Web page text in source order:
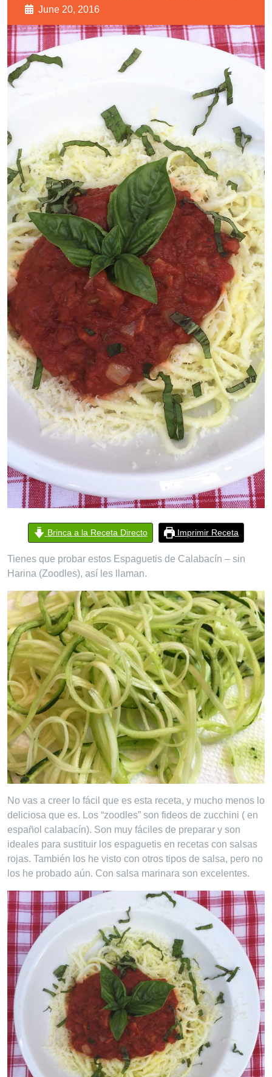
June 20, 2016
Brinca a la Receta Directo Imprimir Receta
Tienes que probar estos Espaguetis de Calabacín – sin
Harina (Zoodles), así les llaman.
No vas a creer lo fácil que es esta receta, y mucho menos lo
deliciosa que es. Los “zoodles” son fideos de zucchini ( en
español calabacín). Son muy fáciles de preparar y son
ideales para sustituir los espaguetis en recetas con salsas
rojas. También los he visto con otros tipos de salsa, pero no
los he probado aún. Con salsa marinara son excelentes.